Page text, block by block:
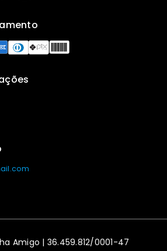
Amigo | 36.459.812/0001-47